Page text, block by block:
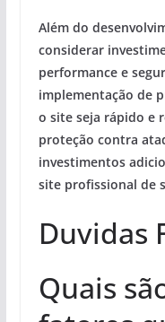
Além do
considerar
performance e
implementação de
o site seja rápido e
proteção contra
investimentos
site profissional de
Duvidas
Quais